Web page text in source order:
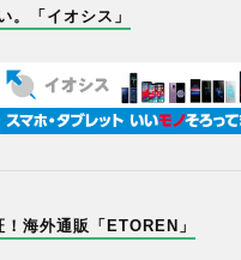
。「イオシス」
海外通販「ETOREN」